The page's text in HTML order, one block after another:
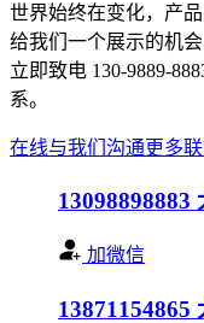
世界始终在变化，产
给我们一个展示的机
立即致电 130-9889-
系。
在线与我们沟通更多
13098898883
加微信
13871154865